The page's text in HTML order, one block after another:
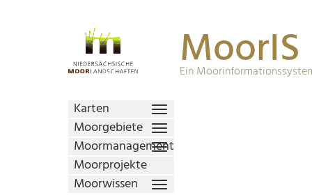
MoorIS
Ein
Karten
Moorgebiete
Moormanagement
Moorprojekte
Moorwissen